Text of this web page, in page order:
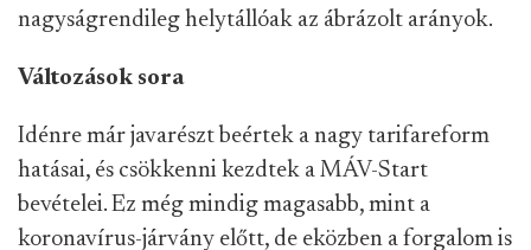
nagyságrendileg helytállóak az ábrázolt arányok.
Változások sora
Idénre már javarészt beértek a nagy tarifareform
hatásai, és csökkenni kezdtek a MÁV-Start
bevételei. Ez még mindig magasabb, mint a
koronavírus-járvány előtt, de eközben a forgalom is